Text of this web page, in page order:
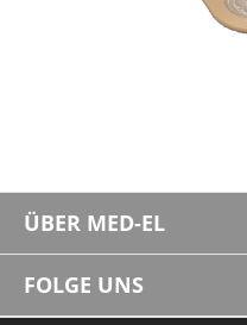
ÜBER MED-EL
FOLGE UNS